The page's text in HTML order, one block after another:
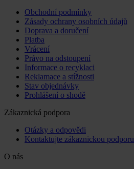
Obchodní podmínky
Zásady ochrany osobních údajů
Doprava a doručení
Platba
Vrácení
Právo na odstoupení
Informace o recyklaci
Reklamace a stížnosti
Stav objednávky
Prohlášení o shodě
Zákaznická podpora
Otázky a odpovědi
Kontaktujte zákaznickou podporu
O nás